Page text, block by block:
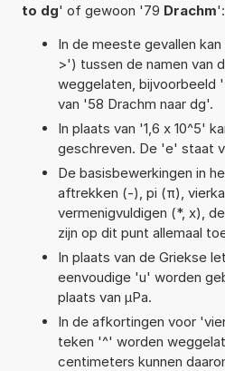
to dg' of gewoon '79 Drachm':
In de meeste gevallen
>') tussen de namen van
weggelaten, bijvoorbeeld
van '58 Drachm naar dg'.
In plaats van '1,6 x 10^5'
geschreven. De 'e' staat
De basisbewerkingen in
aftrekken (-), pi (π),
vermenigvuldigen (*, x),
zijn op dit punt allemaal
In plaats van de Griekse
eenvoudige 'u' worden
plaats van µPa.
In de afkortingen voor
teken '^' worden
centimeters kunnen